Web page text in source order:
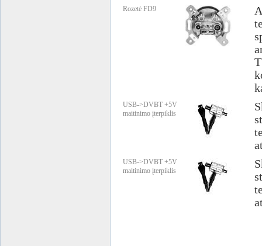
Rozetė FD9
USB->DVBT +5V
maitinimo įterpiklis
USB->DVBT +5V
maitinimo įterpiklis